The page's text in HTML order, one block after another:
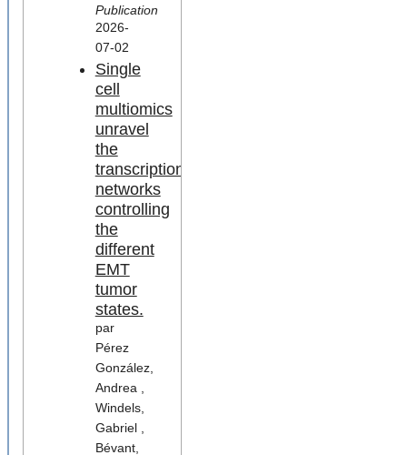
Publication
2026-
07-02
Single
cell
multiomics
unravel
the
transcription
networks
controlling
the
different
EMT
tumor
states.
par
Pérez
González,
Andrea ,
Windels,
Gabriel ,
Bévant,